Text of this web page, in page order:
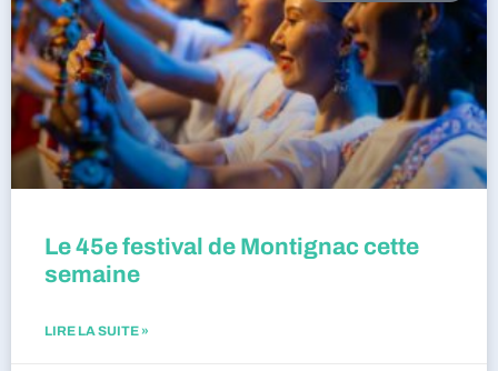
Le 45e festival de Montignac cette
semaine
LIRE LA SUITE »